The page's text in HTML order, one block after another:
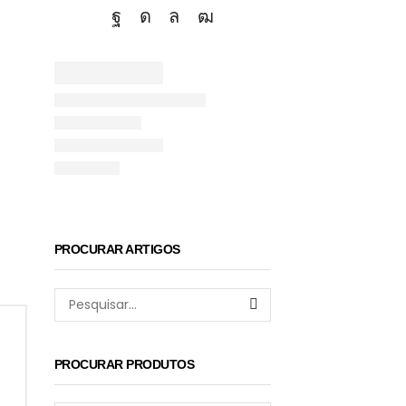
Facebook
Instagram
Whatsapp
Youtube
PROCURAR ARTIGOS
Pesquisar
PROCURAR PRODUTOS